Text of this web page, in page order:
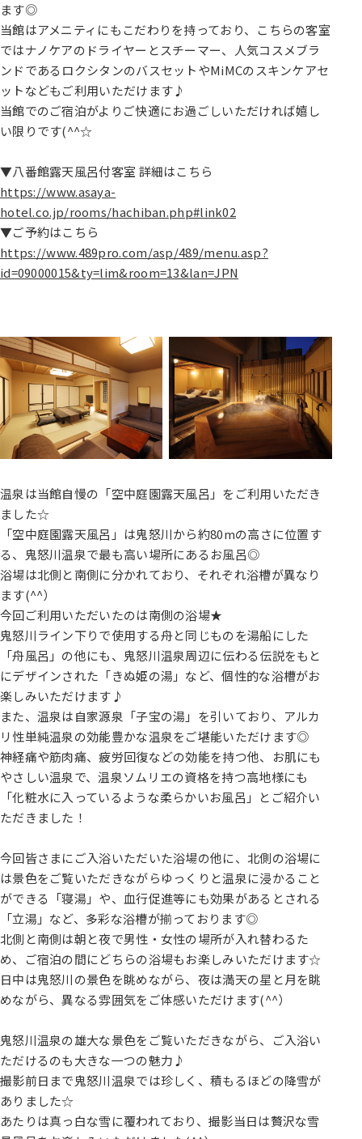
ます◎
当館はアメニティにもこだわりを持っており、こちらの客室
ではナノケアのドライヤーとスチーマー、人気コスメブラ
ンドであるロクシタンのバスセットやMiMCのスキンケアセ
ットなどもご利用いただけます♪
当館でのご宿泊がよりご快適にお過ごしいただければ嬉し
い限りです(^^☆
▼八番館露天風呂付客室 詳細はこちら
https://www.asaya-
hotel.co.jp/rooms/hachiban.php#link02
▼ご予約はこちら
https://www.489pro.com/asp/489/menu.asp?
id=09000015&ty=lim&room=13&lan=JPN
温泉は当館自慢の「空中庭園露天風呂」をご利用いただき
ました☆
「空中庭園露天風呂」は鬼怒川から約80mの高さに位置す
る、鬼怒川温泉で最も高い場所にあるお風呂◎
浴場は北側と南側に分かれており、それぞれ浴槽が異なり
ます(^^）
今回ご利用いただいたのは南側の浴場★
鬼怒川ライン下りで使用する舟と同じものを湯船にした
「舟風呂」の他にも、鬼怒川温泉周辺に伝わる伝説をもと
にデザインされた「きぬ姫の湯」など、個性的な浴槽がお
楽しみいただけます♪
また、温泉は自家源泉「子宝の湯」を引いており、アルカ
リ性単純温泉の効能豊かな温泉をご堪能いただけます◎
神経痛や筋肉痛、疲労回復などの効能を持つ他、お肌にも
やさしい温泉で、温泉ソムリエの資格を持つ高地様にも
「化粧水に入っているような柔らかいお風呂」とご紹介い
ただきました！
今回皆さまにご入浴いただいた浴場の他に、北側の浴場に
は景色をご覧いただきながらゆっくりと温泉に浸かること
ができる「寝湯」や、血行促進等にも効果があるとされる
「立湯」など、多彩な浴槽が揃っております◎
北側と南側は朝と夜で男性・女性の場所が入れ替わるた
め、ご宿泊の間にどちらの浴場もお楽しみいただけます☆
日中は鬼怒川の景色を眺めながら、夜は満天の星と月を眺
めながら、異なる雰囲気をご体感いただけます(^^）
鬼怒川温泉の雄大な景色をご覧いただきながら、ご入浴い
ただけるのも大きな一つの魅力♪
撮影前日まで鬼怒川温泉では珍しく、積もるほどの降雪が
ありました☆
あたりは真っ白な雪に覆われており、撮影当日は贅沢な雪